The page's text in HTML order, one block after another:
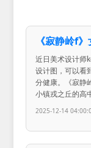
《寂静岭f
近日美术设计师
设计图，可以看
分健康。《寂静
小镇戎之丘的高
2025-12-14